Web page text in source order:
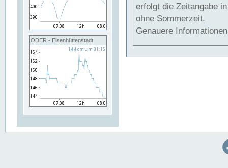
ODER - Eisenhüttenstadt
erfolgt die Zeitangabe
ohne Sommerzeit.
Genauere